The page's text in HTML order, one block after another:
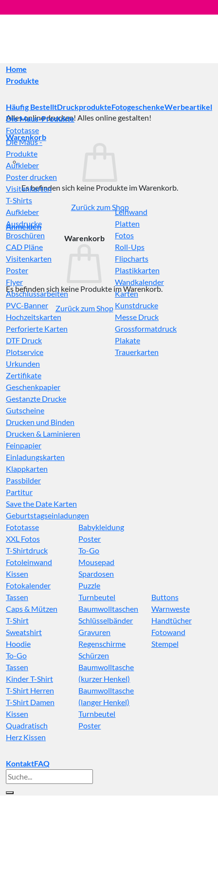
Inhalt
Alles online drucken! Alles online gestalten!
Warenkorb
Es befinden sich keine Produkte im Warenkorb.
Zurück zum Shop
Anmelden
Warenkorb
Es befinden sich keine Produkte im Warenkorb.
Zurück zum Shop
Home
Produkte
Häufig BestelltDruckprodukteFotogeschenkeWerbeartikel
Die Maus-Produkte
Fototasse
Die Maus -
Produkte
Aufkleber
Poster drucken
Visitenkarten
T-Shirts
Aufkleber
Ausdrucke
Broschüren
CAD Pläne
Visitenkarten
Poster
Flyer
Abschlussarbeiten
PVC-Banner
Hochzeitskarten
Perforierte Karten
DTF Druck
Plotservice
Leinwand
Platten
Fotos
Roll-Ups
Flipcharts
Plastikkarten
Wandkalender
Karten
Kunstdrucke
Messe Druck
Grossformatdruck
Plakate
Trauerkarten
Urkunden
Zertifikate
Geschenkpapier
Gestanzte Drucke
Gutscheine
Drucken und Binden
Drucken & Laminieren
Feinpapier
Einladungskarten
Klappkarten
Passbilder
Partitur
Save the Date Karten
Geburtstagseinladungen
Fototasse
XXL Fotos
T-Shirtdruck
Fotoleinwand
Kissen
Fotokalender
Babykleidung
Poster
To-Go
Mousepad
Spardosen
Puzzle
Tassen
Caps & Mützen
T-Shirt
Sweatshirt
Hoodie
To-Go
Turnbeutel
Baumwolltaschen
Schlüsselbänder
Gravuren
Regenschirme
Schürzen
Buttons
Warnweste
Handtücher
Fotowand
Stempel
Tassen
Kinder T-Shirt
T-Shirt Herren
T-Shirt Damen
Kissen
Quadratisch
Herz Kissen
Baumwolltasche
(kurzer Henkel)
Baumwolltasche
(langer Henkel)
Turnbeutel
Poster
KontaktFAQ
Suche
nach: